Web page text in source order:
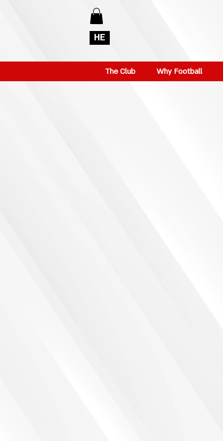
HE
The Club Why Football